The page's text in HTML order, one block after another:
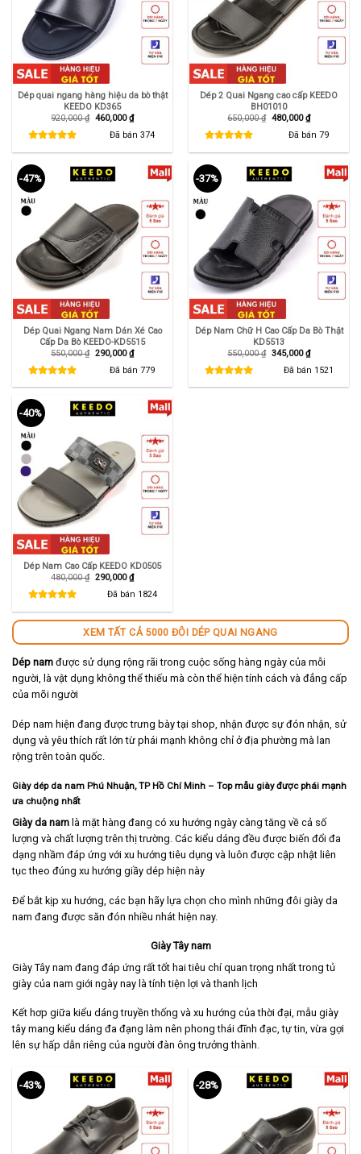
Dép quai ngang hàng hiệu da bò thật
KEEDO KD365
920,000₫ Giá
460,000₫Giá
hiện
tại
Đã bán 374
Dép 2 Quai Ngang cao cấp KEEDO
BH01010
650,000₫ Giá
480,000₫Giá
hiện
tại
Đã bán 79
-47%
Dép Quai Ngang Nam Dán Xé Cao
Cấp Da Bò KEEDO-KD5515
550,000₫ Giá
550,000 ₫.
290,000₫Giá
hiện
tại
là:
290,000 ₫.
Đã bán 779
-37%
Dép Nam Chữ H Cao Cấp Da Bò Thật
KD5513
550,000₫ Giá
550,000 ₫.
345,000₫Giá
hiện
tại
là:
345,000 ₫.
Đã bán 1521
-40%
Dép Nam Cao Cấp KEEDO KD0505
480,000₫ Giá
290,000₫Giá
hiện
tại
Đã bán 1824
XEM TẤT CẢ 5000 ĐÔI DÉP QUAI NGANG
Dép nam được sử dụng rộng rãi trong cuộc sống hàng ngày của mỗi
người, là vật dụng không thể thiếu mà còn thể hiện tính cách và đẳng cấp
của mõi người
Dép nam hiện đang được trưng bày tại shop, nhận được sự đón nhận, sử
dụng và yêu thích rất lớn từ phái mạnh không chỉ ở địa phường mà lan
rộng trên toàn quốc.
Giày dép da nam Phú Nhuận, TP Hồ Chí Minh – Top mẫu giày được phái mạnh
ưa chuộng nhất
Giày da nam là mặt hàng đang có xu hướng ngày càng tăng về cả số
lượng và chất lượng trên thị trường. Các kiểu dáng đều được biến đổi đa
dạng nhầm đáp ứng với xu hướng tiêu dụng và luôn được cập nhật liên
tục theo đúng xu hướng giầy dép hiện này
Để bắt kịp xu hướng, các bạn hãy lựa chọn cho mình những đôi giày da
nam đang được săn đón nhiều nhát hiện nay.
Giày Tây nam
Giày Tây nam đang đáp ứng rất tốt hai tiêu chí quan trọng nhất trong tủ
giày của nam giới ngày nay là tính tiện lợi và thanh lịch
Kết hơp giữa kiểu dáng truyền thống và xu hướng của thời đại, mẫu giày
tây mang kiểu dáng đa đạng làm nên phong thái đĩnh đạc, tự tin, vừa gợi
lên sự hấp dẫn riêng của người đàn ông trưởng thành.
-43% -28%